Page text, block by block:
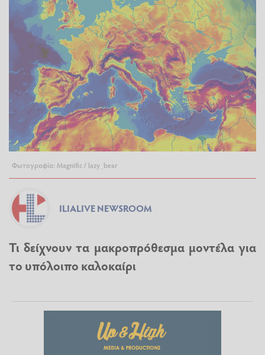
Φωτογραφία: Magnific / lazy_bear
ILIALIVE NEWSROOM
Τι δείχνουν τα μακροπρόθεσμα μοντέλα για
το υπόλοιπο καλοκαίρι